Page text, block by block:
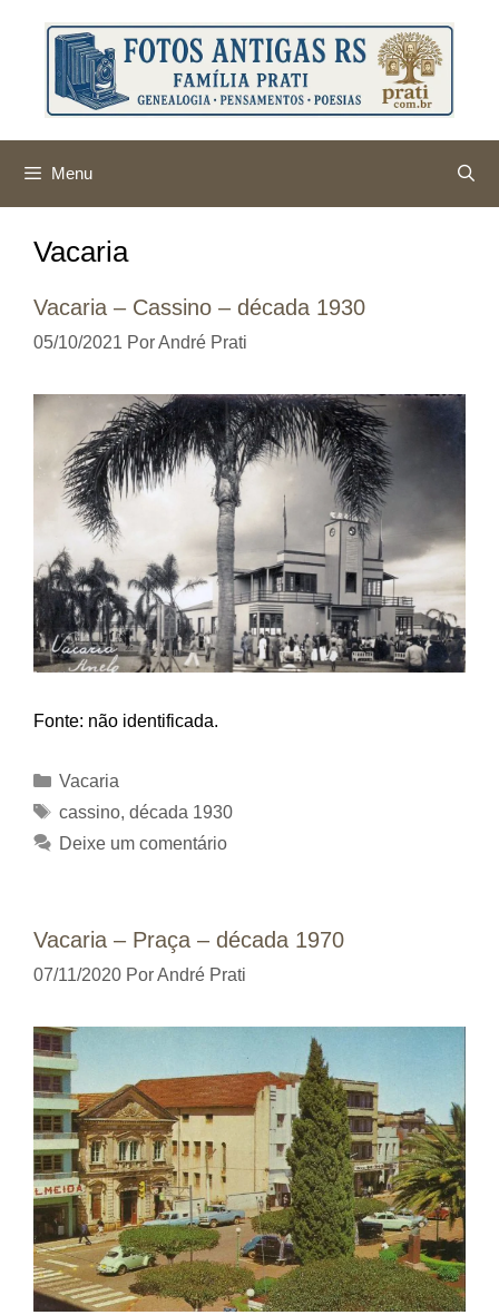
conteúdo
Menu
Vacaria
Vacaria – Cassino – década 1930
05/10/2021 PorAndré Prati
Fonte: não identificada.
Categorias
Vacaria
Tags
cassino, década 1930
Deixe um comentário
Vacaria – Praça – década 1970
07/11/2020 PorAndré Prati